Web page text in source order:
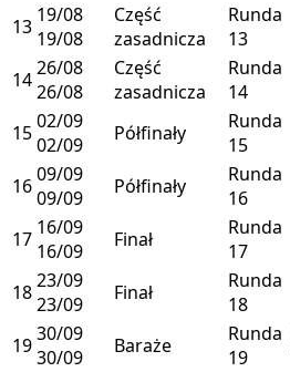
13 19/08
19/08
Część
zasadnicza
Runda
13
1426/08
26/08
Część
zasadnicza
Runda
14
1502/09
02/09
Półfinały
Runda
15
1609/09
09/09
Półfinały
Runda
16
17 16/09
16/09
Finał
Runda
17
1823/09
23/09
Finał
Runda
18
1930/09
30/09
Baraże
Runda
19